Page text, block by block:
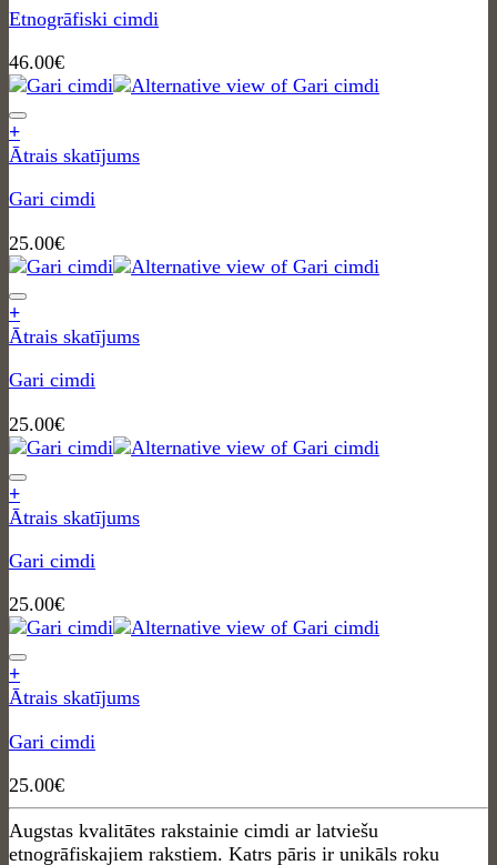
Etnogrāfiski cimdi
46.00€
+
Ātrais skatījums
Gari cimdi
25.00€
+
Ātrais skatījums
Gari cimdi
25.00€
+
Ātrais skatījums
Gari cimdi
25.00€
+
Ātrais skatījums
Gari cimdi
25.00€
Augstas kvalitātes rakstainie cimdi ar latviešu
etnogrāfiskajiem rakstiem. Katrs pāris ir unikāls roku